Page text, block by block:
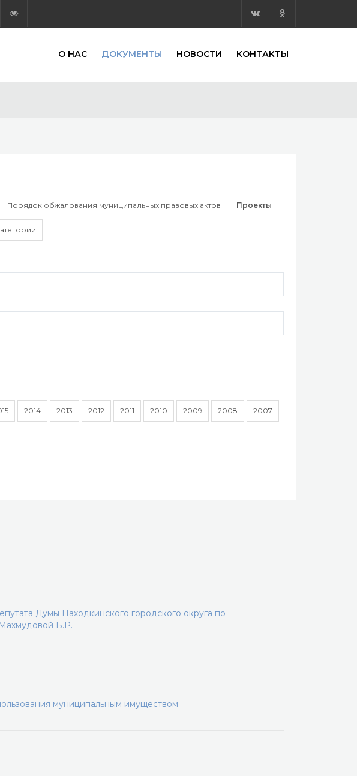
О НАС ДОКУМЕНТЫ НОВОСТИ КОНТАКТЫ
Порядок обжалования муниципальных правовых актов Проекты
2014 2013 2012 2011 2010 2009 2008 2007
Думы Находкинского городского округа по
Б.Р.
муниципальным имуществом